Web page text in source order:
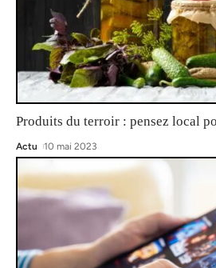
Produits du terroir : pensez local
Actu 10 mai 2023